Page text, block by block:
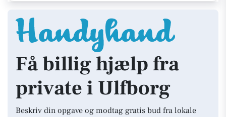
Få billig hjælp fra
private i Ulfborg
Beskriv din opgave og modtag gratis bud fra lokale